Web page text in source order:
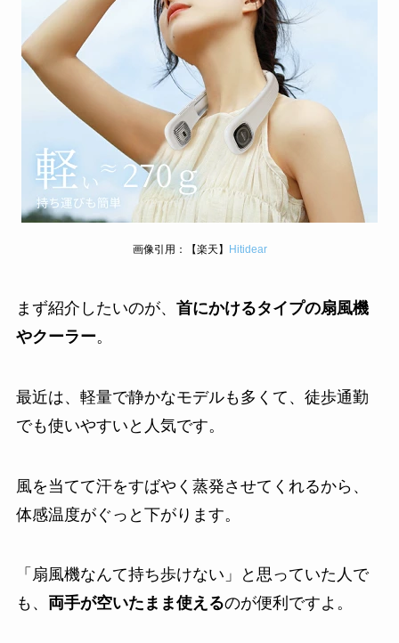
画像引用：【楽天】 Hitidear
まず紹介したいのが、 首にかけるタイプの扇風機
やクーラー。
最近は、軽量で静かなモデルも多くて、徒歩通勤
でも使いやすいと人気です。
風を当てて汗をすばやく蒸発させてくれるから、
体感温度がぐっと下がります。
「扇風機なんて持ち歩けない」と思っていた人で
も、 両手が空いたまま使えるのが便利ですよ。